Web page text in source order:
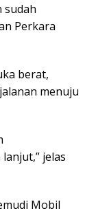
sudah
Perkara
berat,
menuju
jelas
Mobil